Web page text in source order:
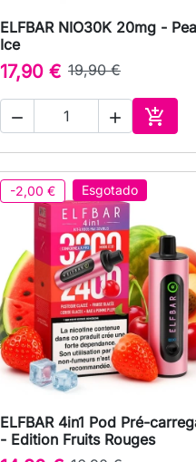
 Vista rápida
ELFBAR NIO30K 20mg -
Ice
17,90 € 19,90 €
  
-2,00 € Esgotado
 Vista rápida
ELFBAR 4in1 Pod Pré-
- Edition Fruits Rouges